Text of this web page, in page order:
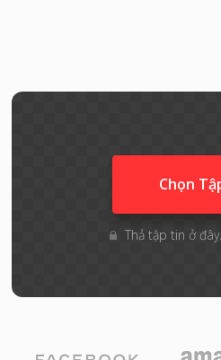
Chọn
Thả tập tin ở